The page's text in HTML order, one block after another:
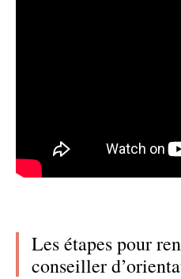
Les étapes pour
conseiller